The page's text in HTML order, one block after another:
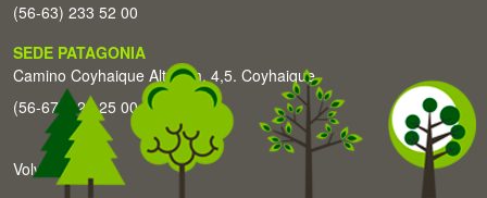
(56-63) 233 52 00
SEDE PATAGONIA
Camino Coyhaique Alto Km. 4,5. Coyhaique
(56-67) 226 25 00
Volver arriba